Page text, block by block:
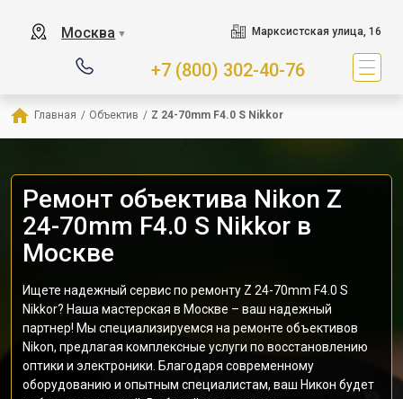
Москва ▼ Марксистская улица, 16
+7 (800) 302-40-76
Главная / Объектив / Z 24-70mm F4.0 S Nikkor
Ремонт объектива Nikon Z
24-70mm F4.0 S Nikkor в
Москве
Ищете надежный сервис по ремонту Z 24-70mm F4.0 S
Nikkor? Наша мастерская в Москве – ваш надежный
партнер! Мы специализируемся на ремонте объективов
Nikon, предлагая комплексные услуги по восстановлению
оптики и электроники. Благодаря современному
оборудованию и опытным специалистам, ваш Никон будет